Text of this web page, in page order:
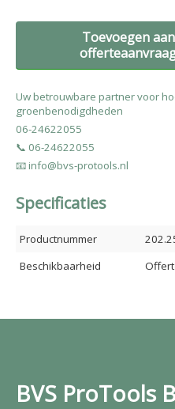
Toevoegen aan
Uw betrouwbare partner voor
groenbenodigdheden
06-24622055
📞 06-24622055
📧 info@bvs-protools.nl
Specificaties
Productnummer
Beschikbaarheid
BVS ProTools